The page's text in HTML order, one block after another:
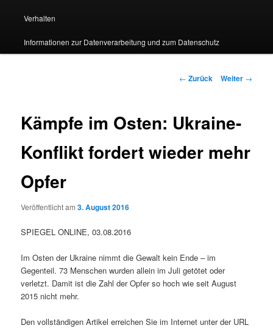
Verhalten
Informationen zur Datenverarbeitung und zum Datenschutz
Beitragsnavigation
← Zurück Weiter →
Kämpfe im Osten: Ukraine-
Konflikt fordert wieder mehr
Opfer
Veröffentlicht am3. August 2016
SPIEGEL ONLINE, 03.08.2016
Im Osten der Ukraine nimmt die Gewalt kein Ende – im
Gegenteil. 73 Menschen wurden allein im Juli getötet oder
verletzt. Damit ist die Zahl der Opfer so hoch wie seit August
2015 nicht mehr.
Den vollständigen Artikel erreichen Sie im Internet unter der URL